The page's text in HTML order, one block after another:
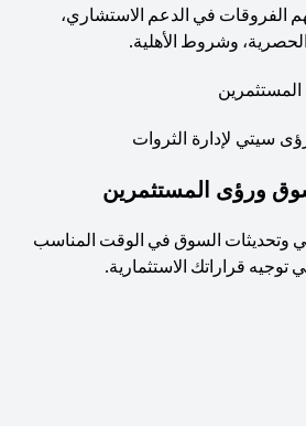
في الدعم الاستشاري،
وشروط الأهلية.
لإدارة الثروات
ورؤى المستثمرين
السوق في الوقت المناسب
قراراتك الاستثمارية.